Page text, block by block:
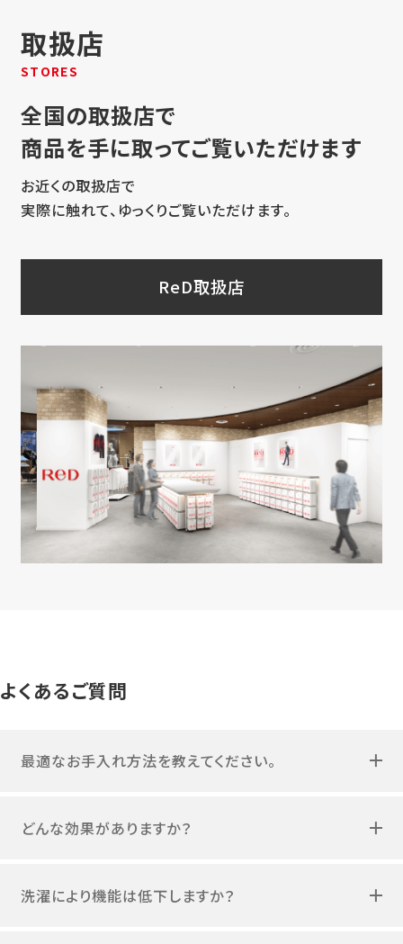
取扱店
STORES
全国の取扱店で
商品を手に取ってご覧いただけます
お近くの取扱店で
実際に触れて、ゆっくりご覧いただけます。
ReD取扱店
よくあるご質問
最適なお手入れ方法を教えてください。
どんな効果がありますか？
洗濯により機能は低下しますか？